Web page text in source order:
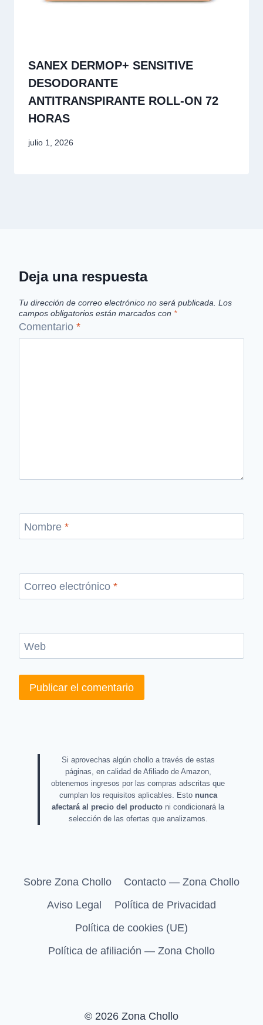
SANEX DERMOP+ SENSITIVE
DESODORANTE
ANTITRANSPIRANTE ROLL‑ON 72
HORAS
julio 1, 2026
Deja una respuesta
Tu dirección de correo electrónico no será publicada. Los
campos obligatorios están marcados con *
Comentario *
Nombre *
Correo electrónico *
Web
Si aprovechas algún chollo a través de estas
páginas, en calidad de Afiliado de Amazon,
obtenemos ingresos por las compras adscritas que
cumplan los requisitos aplicables. Esto nunca
afectará al precio del producto ni condicionará la
selección de las ofertas que analizamos.
Sobre Zona Chollo
Contacto — Zona Chollo
Aviso Legal
Política de Privacidad
Política de cookies (UE)
Política de afiliación — Zona Chollo
© 2026 Zona Chollo